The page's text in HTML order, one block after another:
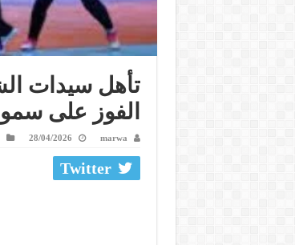
تأهل سيدات
الفوز على
marwa
28/04/2026
Twitter